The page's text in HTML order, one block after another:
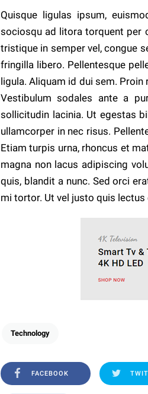
Quisque ligulas ipsum,
sociosqu ad litora torquent per
tristique in semper vel, congue
fringilla libero. Pellentesque
ligula. Aliquam id dui sem.
Vestibulum sodales ante a
sollicitudin lacinia. Ut egestas
ullamcorper in nec risus.
Etiam turpis urna, rhoncus et
magna non lacus adipiscing
quis, blandit a nunc. Sed orci
mi tortor. Ut vel justo quis
Technology
FACEBOOK